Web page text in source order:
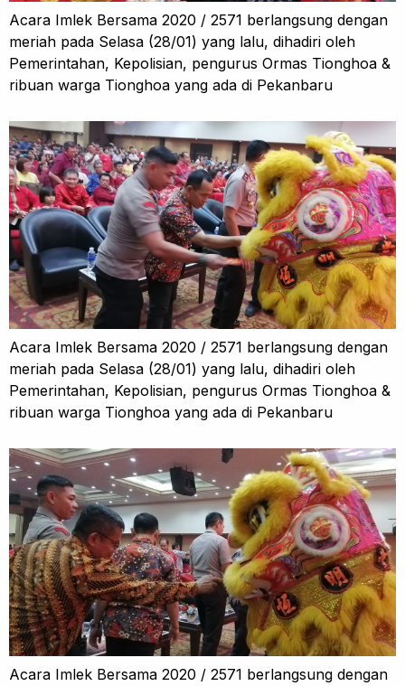
Acara Imlek Bersama 2020 / 2571 berlangsung dengan
meriah pada Selasa (28/01) yang lalu, dihadiri oleh
Pemerintahan, Kepolisian, pengurus Ormas Tionghoa &
ribuan warga Tionghoa yang ada di Pekanbaru
Acara Imlek Bersama 2020 / 2571 berlangsung dengan
meriah pada Selasa (28/01) yang lalu, dihadiri oleh
Pemerintahan, Kepolisian, pengurus Ormas Tionghoa &
ribuan warga Tionghoa yang ada di Pekanbaru
Acara Imlek Bersama 2020 / 2571 berlangsung dengan